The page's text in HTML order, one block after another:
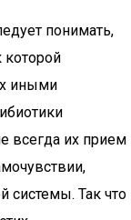
понимать,
которой
иными
всегда их прием
системы. Так что